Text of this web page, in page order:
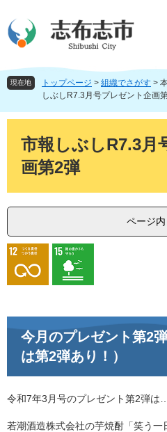
ジ
頭
ュ
飛現在地 トップページ > 組織でさがす >
しぶしR7.3月号プレゼント企画
市報しぶしR7.3月
画第2弾
ページ
今月のプレゼント第2
は第2弾あり！）
令和7年3月号のプレゼント第2弾は…
若潮酒造株式会社の芋焼酎「笑う一